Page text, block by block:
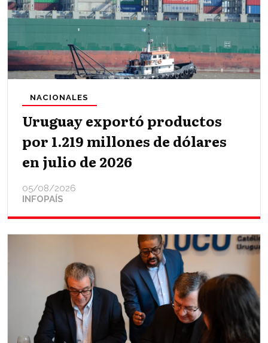
Uruguay exportó productos
por 1.219 millones de dólares
en julio de 2026
INFOPAÍS
NACIONALES
05/08/2026